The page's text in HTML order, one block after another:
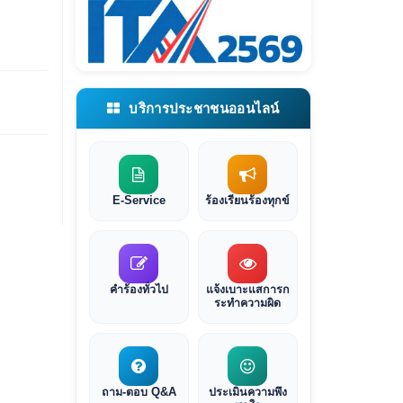
บริการประชาชนออนไลน์
E-Service ร้องเรียนร้องทุกข์
คำร้องทั่วไป
แจ้งเบาะแสการก
ระทำความผิด
ถาม-ตอบ Q&A
ประเมินความพึง